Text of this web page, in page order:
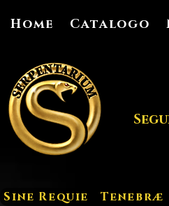
Home Catalogo
Sine Requie Tenebræ